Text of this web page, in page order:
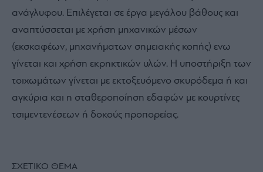
ανάγλυφου. Επιλέγεται σε έργα μεγάλου βάθους και
αναπτύσσεται με χρήση μηχανικών μέσων
(εκσκαφέων, μηχανήματων σημειακής κοπής) ενω
γίνεται και χρήση εκρηκτικών υλών. Η υποστήριξη των
τοιχωμάτων γίνεται με εκτοξευόμενο σκυρόδεμα ή και
αγκύρια και η σταθεροποίηση εδαφών με κουρτίνες
τσιμεντενέσεων ή δοκούς προπορείας.
ΣΧΕΤΙΚΟ ΘΕΜΑ